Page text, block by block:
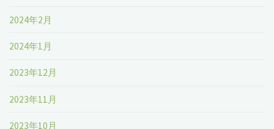
2024年2月
2024年1月
2023年12月
2023年11月
2023年10月